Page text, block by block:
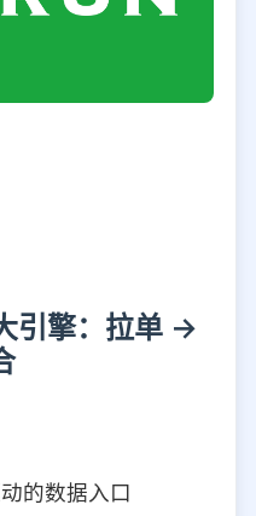
引擎：拉单 →
的数据入口